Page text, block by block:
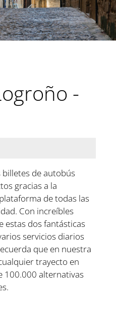
-
de autobús
gracias a la
de todas las
Con increíbles
estas dos fantásticas
servicios diarios
que en nuestra
trayecto en
100.000 alternativas